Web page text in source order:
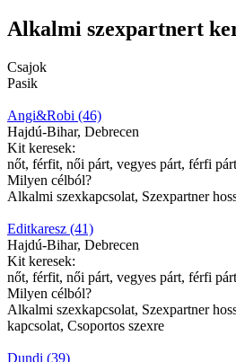
Alkalmi szexpartnert
Csajok
Pasik
Angi&Robi (46)
Hajdú-Bihar, Debrecen
Kit keresek:
nőt, férfit, női párt, vegyes párt, férfi párt
Milyen célból?
Alkalmi szexkapcsolat, Szexpartner
Editkaresz (41)
Hajdú-Bihar, Debrecen
Kit keresek:
nőt, férfit, női párt, vegyes párt, férfi párt
Milyen célból?
Alkalmi szexkapcsolat, Szexpartner
kapcsolat, Csoportos szexre
Dundi (39)